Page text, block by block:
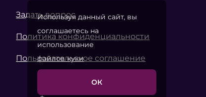
Задать вопрос
Политика конфиденциальности
Пользовательское соглашение
Используя данный сайт, вы
соглашаетесь на
использование
файлов куки
ОК